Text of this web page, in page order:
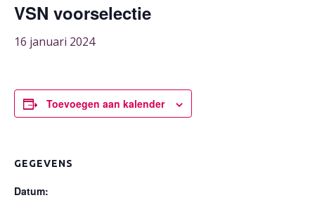
VSN voorselectie
16 januari 2024
Toevoegen aan kalender
GEGEVENS
Datum: